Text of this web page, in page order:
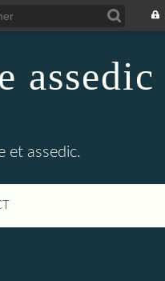
assedic
et assedic.